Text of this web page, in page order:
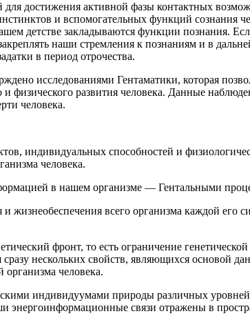
достижения активной фазы контактных
и вспомогательных функций сознания
детстве закладываются функции познания.
наши стремления к познаниям и в
в период отрочества.
исследованиями Гентаматики, которая
и физического развития человека. Данные
человека.
индивидуальных способностей и
человека.
в нашем организме — Гентальными
жизнеобеспечения всего организма каждой его
фронт, то есть ограничение
нескольких свойств, являющихся основой
человека.
индивидуумами природы различных
энергоинформационные связи отражены в